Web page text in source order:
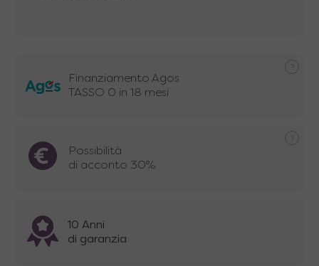
Finanziamento Agos
TASSO 0 in 18 mesi
Possibilità
di acconto 30%
10 Anni
di garanzia